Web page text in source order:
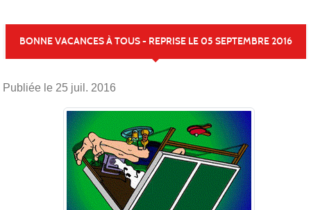
BONNE VACANCES À TOUS - REPRISE LE 05 SEPTEMBRE 2016
Publiée le 25 juil. 2016